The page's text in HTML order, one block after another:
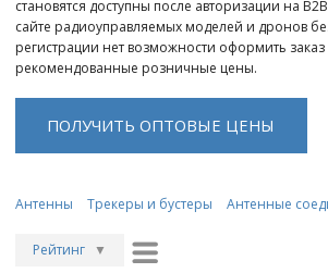
Войти в B2B
Стать партнером
становятся доступны после авторизации на
сайте радиоуправляемых моделей и дронов
регистрации нет возможности оформить заказ
рекомендованные розничные цены.
ПОЛУЧИТЬ ОПТОВЫЕ ЦЕНЫ
Антенны Трекеры и бустеры Антенные
Рейтинг ▼